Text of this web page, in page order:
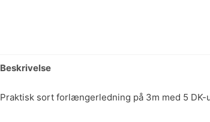
Beskrivelse
Praktisk sort forlængerledning på 3m med 5